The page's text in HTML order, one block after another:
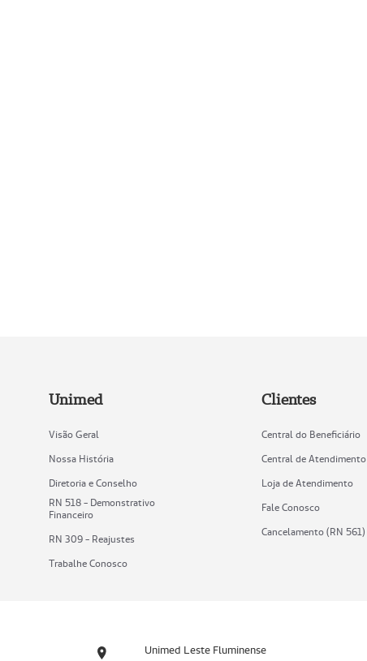
Unimed
Visão Geral
Nossa História
Diretoria e Conselho
RN 518 - Demonstrativo
Financeiro
RN 309 - Reajustes
Trabalhe Conosco
Clientes
Central do Beneficiário
Central de Atendimento
Loja de Atendimento
Fale Conosco
Cancelamento (RN 561)
Unimed Leste Fluminense